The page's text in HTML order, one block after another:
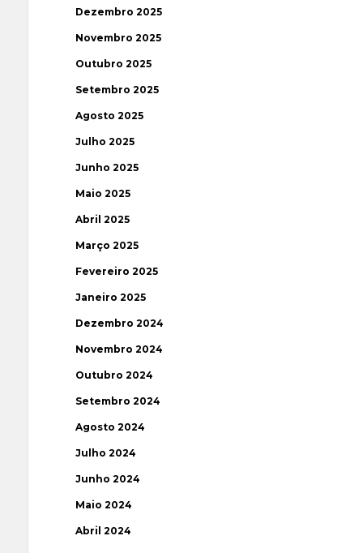
Dezembro 2025
Novembro 2025
Outubro 2025
Setembro 2025
Agosto 2025
Julho 2025
Junho 2025
Maio 2025
Abril 2025
Março 2025
Fevereiro 2025
Janeiro 2025
Dezembro 2024
Novembro 2024
Outubro 2024
Setembro 2024
Agosto 2024
Julho 2024
Junho 2024
Maio 2024
Abril 2024